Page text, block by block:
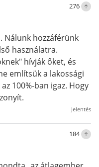
276
Nálunk hozzáférünk
használatra.
hívják őket, és
említsük a lakossági
100%-ban igaz. Hogy
Jelentés
184